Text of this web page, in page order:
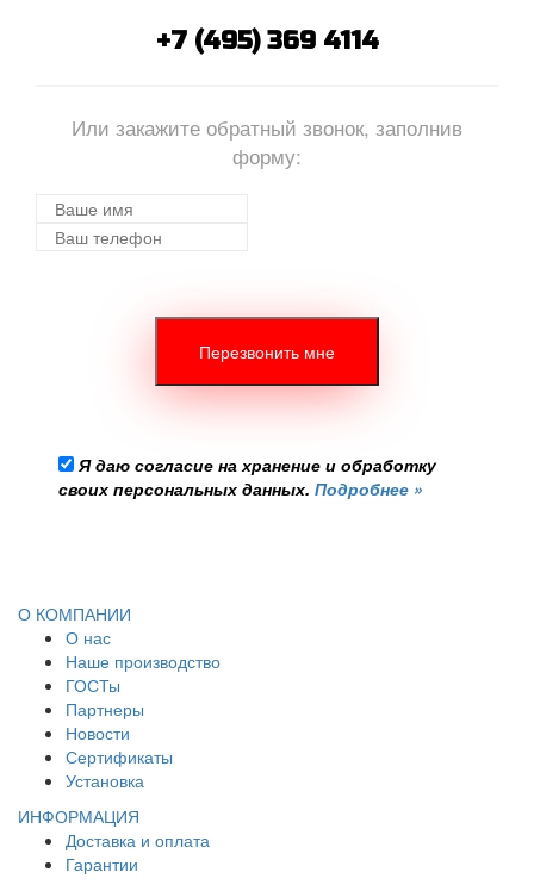
+7 (495) 369 4114
Или закажите обратный звонок, заполнив
форму:
Я даю согласие на хранение и обработку
своих персональных данных. Подробнее »
О КОМПАНИИ
О нас
Наше производство
ГОСТы
Партнеры
Новости
Сертификаты
Установка
ИНФОРМАЦИЯ
Доставка и оплата
Гарантии